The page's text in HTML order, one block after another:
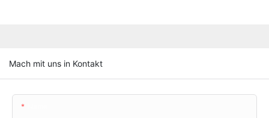
Mach mit uns in Kontakt